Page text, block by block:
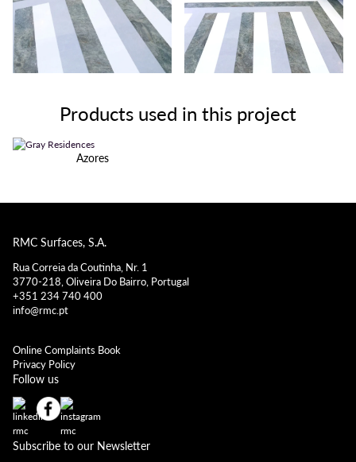
Products used in this project
Azores
RMC Surfaces, S.A.
Rua Correia da Coutinha, Nr. 1
3770-218, Oliveira Do Bairro, Portugal
+351 234 740 400
info@rmc.pt
Online Complaints Book
Privacy Policy
Follow us
Subscribe to our Newsletter